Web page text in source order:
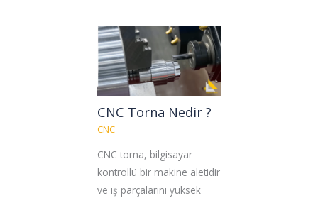
CNC Torna Nedir ?
CNC
CNC torna, bilgisayar
kontrollü bir makine aletidir
ve iş parçalarını yüksek